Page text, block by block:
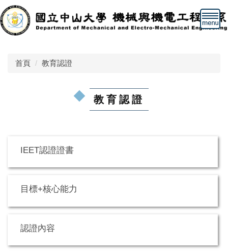
跳
到
主
首頁 教育認證
教育認證
IEET認證證書
目標+核心能力
認證內容